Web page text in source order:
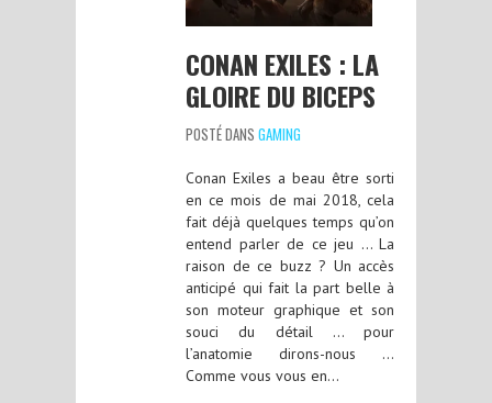
CONAN EXILES : LA
GLOIRE DU BICEPS
POSTÉ DANS GAMING
Conan Exiles a beau être sorti
en ce mois de mai 2018, cela
fait déjà quelques temps qu’on
entend parler de ce jeu … La
raison de ce buzz ? Un accès
anticipé qui fait la part belle à
son moteur graphique et son
souci du détail … pour
l’anatomie dirons-nous …
Comme vous vous en…